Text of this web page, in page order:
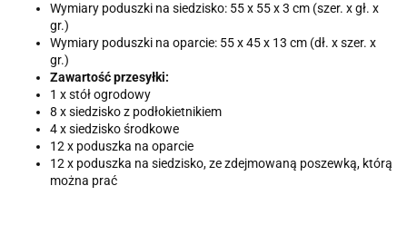
Wymiary poduszki na siedzisko: 55 x 55 x 3 cm (szer. x gł. x
gr.)
Wymiary poduszki na oparcie: 55 x 45 x 13 cm (dł. x szer. x
gr.)
Zawartość przesyłki:
1 x stół ogrodowy
8 x siedzisko z podłokietnikiem
4 x siedzisko środkowe
12 x poduszka na oparcie
12 x poduszka na siedzisko, ze zdejmowaną poszewką, którą
można prać